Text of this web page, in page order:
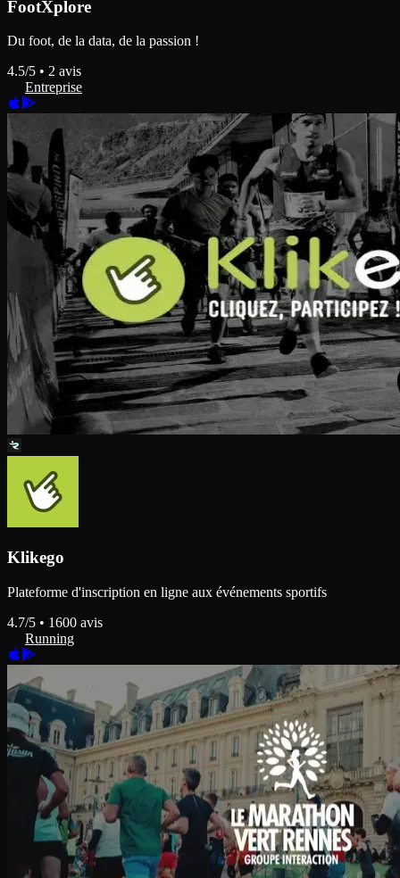
FootXplore
Du foot, de la data, de la passion !
4.5/5 • 2 avis
Entreprise
Klikego
Plateforme d'inscription en ligne aux événements sportifs
4.7/5 • 1600 avis
Running